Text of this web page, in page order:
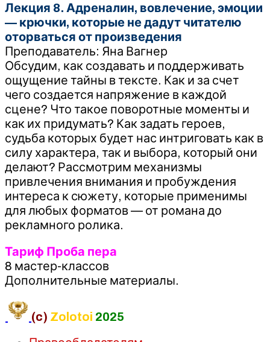
Лекция 8. Адреналин, вовлечение, эмоции
— крючки, которые не дадут читателю
оторваться от произведения
Преподаватель: Яна Вагнер
Обсудим, как создавать и поддерживать
ощущение тайны в тексте. Как и за счет
чего создается напряжение в каждой
сцене? Что такое поворотные моменты и
как их придумать? Как задать героев,
судьба которых будет нас интриговать как в
силу характера, так и выбора, который они
делают? Рассмотрим механизмы
привлечения внимания и пробуждения
интереса к сюжету, которые применимы
для любых форматов — от романа до
рекламного ролика.
Тариф Проба пера
8 мастер-классов
Дополнительные материалы.
(c) Zolotoi 2025